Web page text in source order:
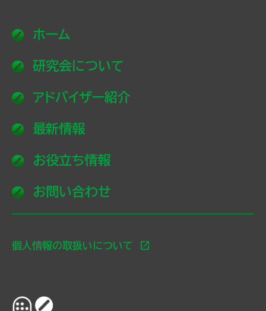
ホーム
研究会について
アドバイザー紹介
最新情報
お役立ち情報
お問い合わせ
個人情報の取扱いについて open_in_new